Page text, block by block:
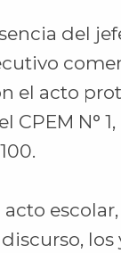
del
el acto
CPEM N°
los